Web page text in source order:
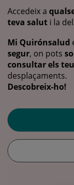
Accedeix a
teva salut i la
Mi Quirónsalud
segur, on pots
consultar els
desplaçaments.
Descobreix-ho!